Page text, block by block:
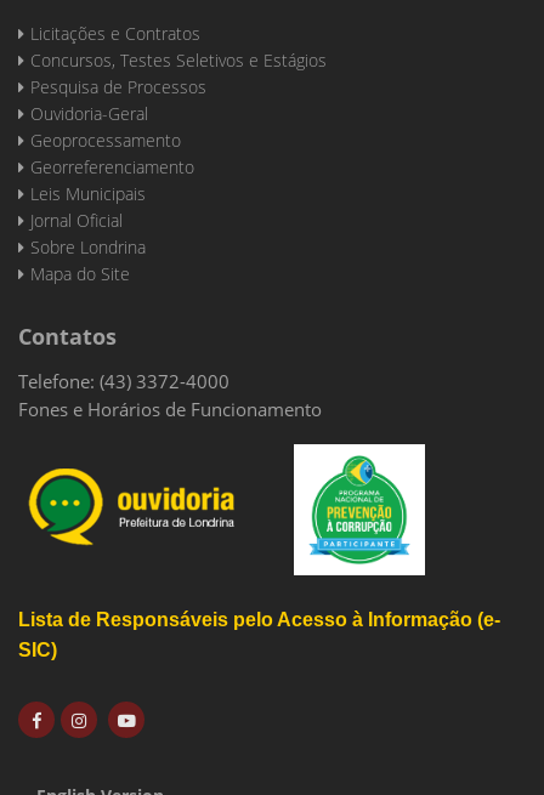
Licitações e Contratos
Concursos, Testes Seletivos e Estágios
Pesquisa de Processos
Ouvidoria-Geral
Geoprocessamento
Georreferenciamento
Leis Municipais
Jornal Oficial
Sobre Londrina
Mapa do Site
Contatos
Telefone: (43) 3372-4000
Fones e Horários de Funcionamento
Lista de Responsáveis pelo Acesso à Informação (e-
SIC)